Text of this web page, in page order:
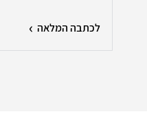
לכתבה המלאה